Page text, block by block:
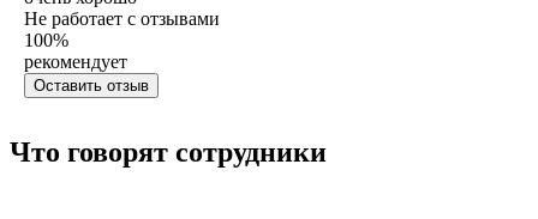
Не работает с отзывами
100%
рекомендует
Оставить отзыв
Что говорят сотрудники